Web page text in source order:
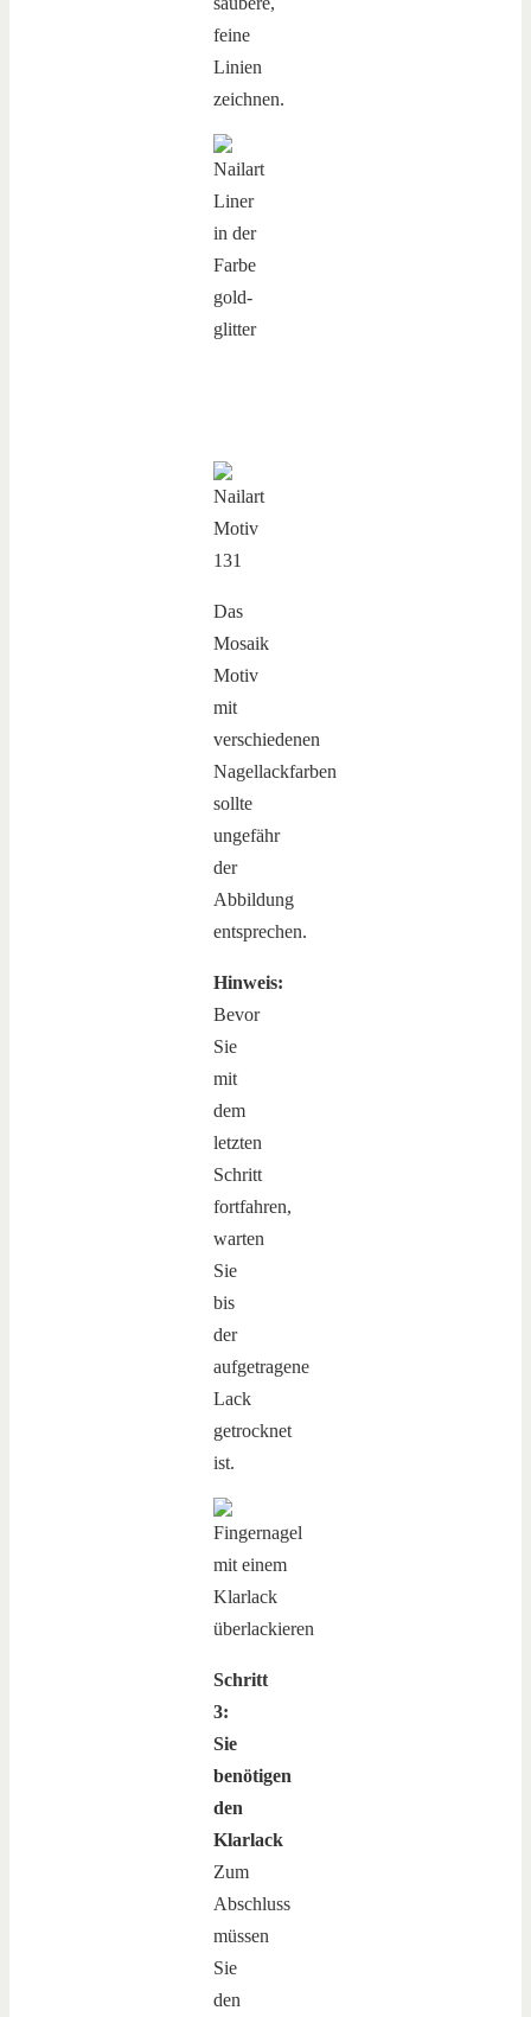
feine
Linien
zeichnen.
Das
Mosaik
Motiv
mit
verschiedenen
Nagellackfarben
sollte
ungefähr
der
Abbildung
entsprechen.
Hinweis:
Bevor
Sie
mit
dem
letzten
Schritt
fortfahren,
warten
Sie
bis
der
aufgetragene
Lack
getrocknet
ist.
Schritt
3:
Sie
benötigen
den
Klarlack
Zum
Abschluss
müssen
Sie
den